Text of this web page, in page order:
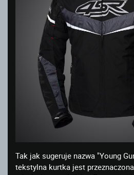
Tak jak sugeruje nazwa "Young
tekstylna kurtka jest